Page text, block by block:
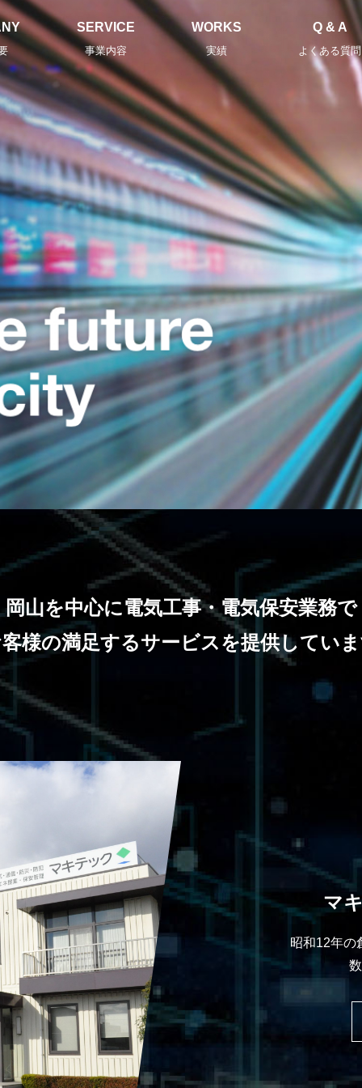
SERVICE
事業内容
WORKS
実績
Q & A
よくある質問
岡山を中心に電気工事・電気保安業務で
様の満足するサービスを提供してい
マ
昭和12年の